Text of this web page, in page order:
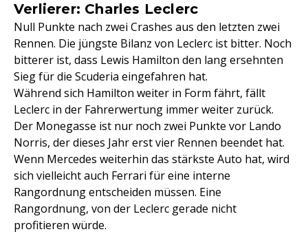
Verlierer: Charles Leclerc
Null Punkte nach zwei Crashes aus den letzten zwei
Rennen. Die jüngste Bilanz von Leclerc ist bitter. Noch
bitterer ist, dass Lewis Hamilton den lang ersehnten
Sieg für die Scuderia eingefahren hat.
Während sich Hamilton weiter in Form fährt, fällt
Leclerc in der Fahrerwertung immer weiter zurück.
Der Monegasse ist nur noch zwei Punkte vor Lando
Norris, der dieses Jahr erst vier Rennen beendet hat.
Wenn Mercedes weiterhin das stärkste Auto hat, wird
sich vielleicht auch Ferrari für eine interne
Rangordnung entscheiden müssen. Eine
Rangordnung, von der Leclerc gerade nicht
profitieren würde.